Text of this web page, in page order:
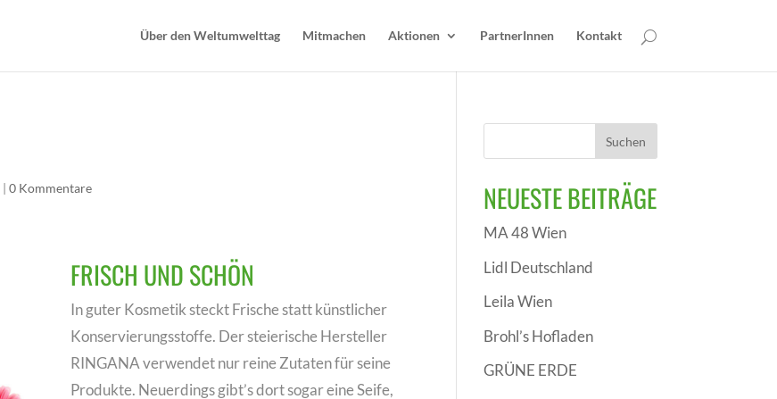
Über den Weltumwelttag Mitmachen Aktionen PartnerInnen Kontakt
|0 Kommentare
FRISCH UND SCHÖN
In guter Kosmetik steckt Frische statt künstlicher
Konservierungsstoffe. Der steierische Hersteller
RINGANA verwendet nur reine Zutaten für seine
Produkte. Neuerdings gibt’s dort sogar eine Seife,
NEUESTE BEITRÄGE
MA 48 Wien
Lidl Deutschland
Leila Wien
Brohl’s Hofladen
GRÜNE ERDE